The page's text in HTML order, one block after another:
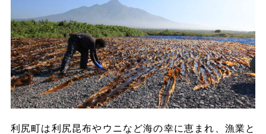
利尻町は利尻昆布やウニなど海の幸に恵まれ、漁業と